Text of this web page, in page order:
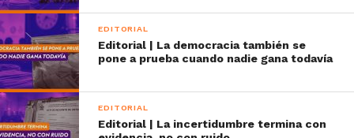
EDITORIAL
Editorial | La democracia también se
pone a prueba cuando nadie gana todavía
EDITORIAL
Editorial | La incertidumbre termina con